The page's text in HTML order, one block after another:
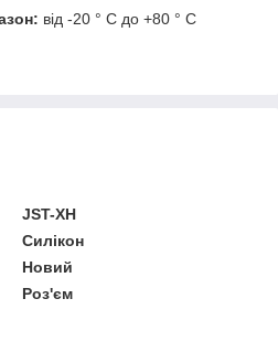
від -20 ° C до +80 ° C
JST-XH
Силікон
Новий
Роз'єм